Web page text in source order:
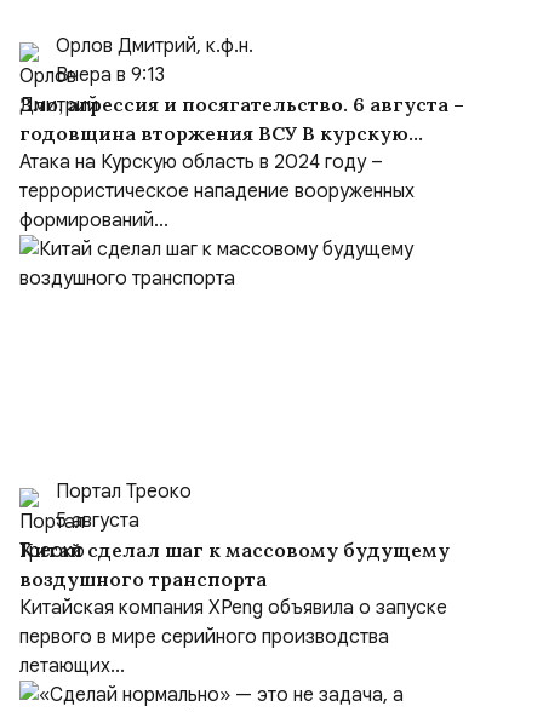
Орлов Дмитрий, к.ф.н.
Вчера в 9:13
Зло, агрессия и посягательство. 6 августа –
годовщина вторжения ВСУ В курскую
область
Атака на Курскую область в 2024 году –
террористическое нападение вооруженных
формирований...
Портал Треоко
5 августа
Китай сделал шаг к массовому будущему
воздушного транспорта
Китайская компания XPeng объявила о запуске
первого в мире серийного производства
летающих...